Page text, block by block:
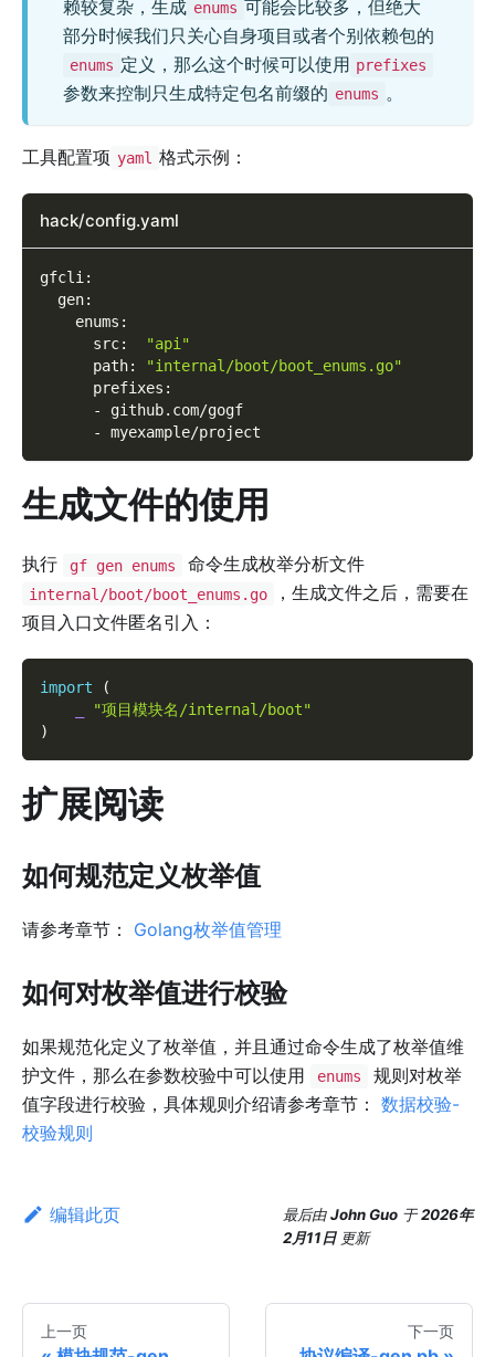
赖较复杂，生成 enums 可能会比较多，但绝大
部分时候我们只关心自身项目或者个别依赖包的
enums 定义，那么这个时候可以使用 prefixes
参数来控制只生成特定包名前缀的 enums 。
工具配置项 yaml 格式示例：
hack/config.yaml
gfcli:
gen:
enums :
src:
"api"
path:
"internal/boot/boot_enums.go"
prefixes :
-
github.com/gogf
-
myexample/project
生成文件的使用
执行 gf gen enums 命令生成枚举分析文件
internal/boot/boot_enums.go
，生成文件之后，需要在
项目入口文件匿名引入：
import
(
"项目模块名/internal/boot"
)
扩展阅读
如何规范定义枚举值
请参考章节： Golang枚举值管理
如何对枚举值进行校验
如果规范化定义了枚举值，并且通过命令生成了枚举值维
护文件，那么在参数校验中可以使用
enums
规则对枚举
值字段进行校验，具体规则介绍请参考章节： 数据校验-
校验规则
编辑此页 最后由John Guo 于2026年
2月11日 更新
上一页 下一页